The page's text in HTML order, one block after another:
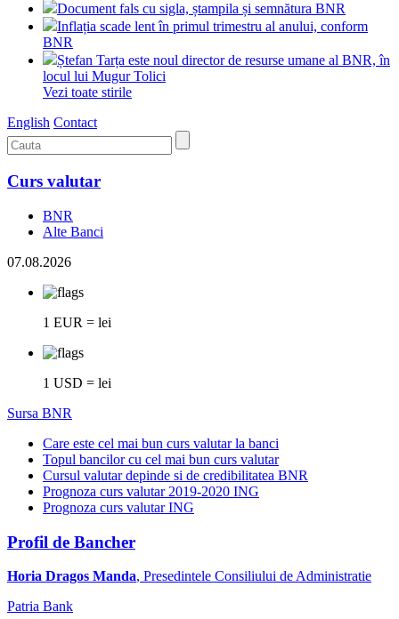
Document fals cu sigla, ștampila și semnătura BNR
Inflația scade lent în primul trimestru al anului, conform
BNR
Ștefan Tarța este noul director de resurse umane al BNR, în
locul lui Mugur Tolici
Vezi toate stirile
English Contact
Curs valutar
BNR
Alte Banci
07.08.2026
1 EUR = lei
1 USD = lei
Sursa BNR
Care este cel mai bun curs valutar la banci
Topul bancilor cu cel mai bun curs valutar
Cursul valutar depinde si de credibilitatea BNR
Prognoza curs valutar 2019-2020 ING
Prognoza curs valutar ING
Profil de Bancher
Horia Dragos Manda, Presedintele Consiliului de Administratie
Patria Bank